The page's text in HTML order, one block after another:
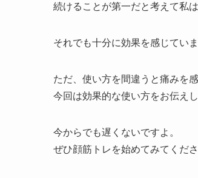
続けることが第一だと考えて私
それでも十分に効果を感じていま
ただ、使い方を間違うと痛みを
今回は効果的な使い方をお伝え
今からでも遅くないですよ。
ぜひ顔筋トレを始めてみてくださ